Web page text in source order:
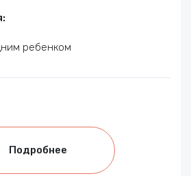
ребенком
Подробнее